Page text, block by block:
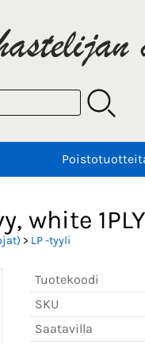
white
> LP -tyyli
Tuotekoodi
SKU
Saatavilla